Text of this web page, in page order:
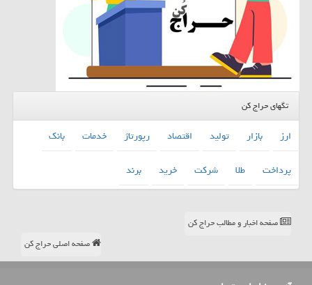
تگهای حراج کن
ارز بازار تولید اقتصاد رپورتاژ خدمات
بانك
پرداخت
طلا شركت خرید برند
صفحه اخبار و مطالب حراج کن
صفحه اصلی حراج کن